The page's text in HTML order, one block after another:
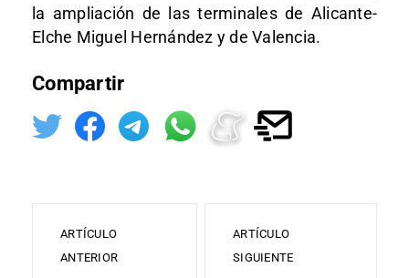
la ampliación de las terminales de Alicante-
Elche Miguel Hernández y de Valencia.
Compartir
ARTÍCULO
ANTERIOR
ARTÍCULO
SIGUIENTE